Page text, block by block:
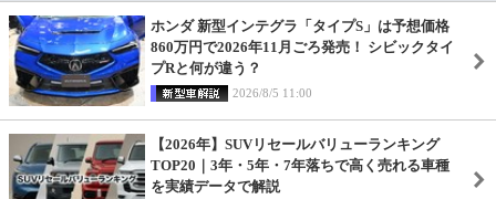
ホンダ 新型インテグラ「タイプS」は予想価格
860万円で2026年11月ごろ発売！ シビックタイ
プRと何が違う？
2026/8/5 11:00
【2026年】SUVリセールバリューランキング
TOP20｜3年・5年・7年落ちで高く売れる車種
を実績データで解説